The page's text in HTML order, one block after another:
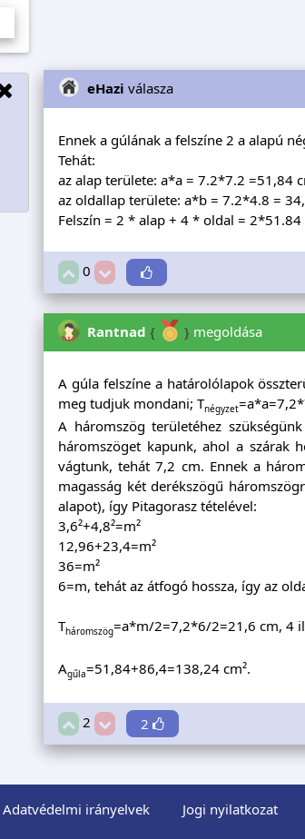
eHazi válasza
Ennek a gúlának a felszíne 2 a alapú
Tehát:
az alap területe: a*a = 7.2*7.2 =51,84
az oldallap területe: a*b = 7.2*4.8 =
Felszín = 2 * alap + 4 * oldal =
0
Rantnad { }megoldása
A gúla felszíne a határolólapok
meg tudjuk mondani; Tnégyzet
A háromszög területéhez
háromszöget kapunk, ahol a szárak
vágtunk, tehát 7,2 cm. Ennek a
magasság két derékszögű
alapot), így Pitagorasz tételével:
3,6²+4,8²=m²
12,96+23,4=m²
36=m²
6=m, tehát az átfogó hossza, így az
Tháromszög=a*m/2=7,2*6/2=21,6 cm, 4
Agűla=51,84+86,4=138,24 cm².
2 2
Adatvédelmi irányelvek Jogi nyilatkozat